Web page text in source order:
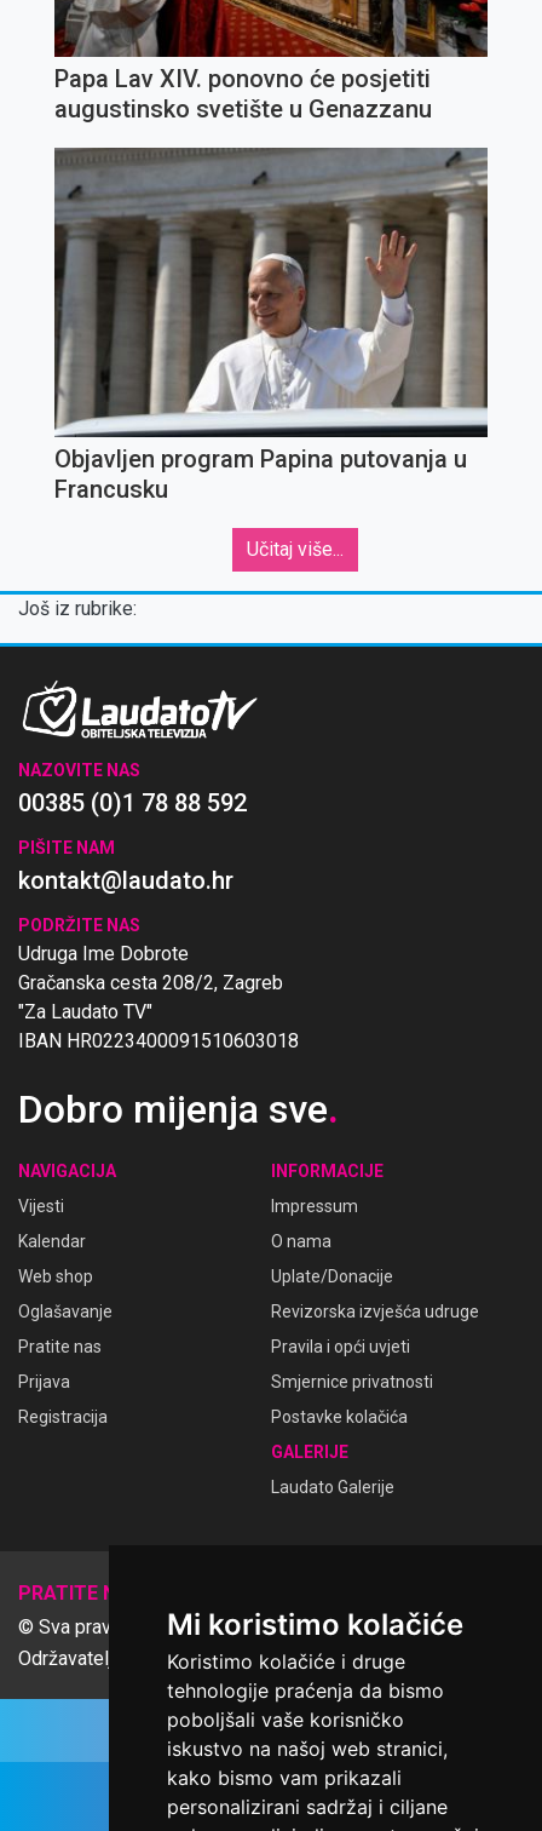
Mi koristimo kolačiće
Koristimo kolačiće i druge
tehnologije praćenja da bismo
poboljšali vaše korisničko
iskustvo na našoj web stranici,
kako bismo vam prikazali
personalizirani sadržaj i ciljane
Papa Lav XIV. ponovno će posjetiti
augustinsko svetište u Genazzanu
Objavljen program Papina putovanja u
Francusku
Učitaj više...
Još iz rubrike:
NAZOVITE NAS
00385 (0)1 78 88 592
PIŠITE NAM
kontakt@laudato.hr
PODRŽITE NAS
Udruga Ime Dobrote
Gračanska cesta 208/2, Zagreb
"Za Laudato TV"
IBAN HR0223400091510603018
Dobro mijenja sve.
NAVIGACIJA
Vijesti
Kalendar
Web shop
Oglašavanje
Pratite nas
Prijava
Registracija
INFORMACIJE
Impressum
O nama
Uplate/Donacije
Revizorska izvješća udruge
Pravila i opći uvjeti
Smjernice privatnosti
Postavke kolačića
GALERIJE
Laudato Galerije
PRATITE NAS
© Sva prava pridržana Udruga Ime dobrote
Održavatelj Netcom d.o.o., Riva 6, Rijeka